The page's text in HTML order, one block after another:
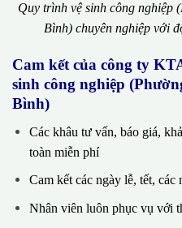
Quy trình vệ sinh công
Bình) chuyên nghiệp với
Cam kết của công ty
sinh công nghiệp
Bình)
Các khâu tư vấn, báo giá,
toàn miễn phí
Cam kết các ngày lễ, tết, các
Nhân viên luôn phục vụ với